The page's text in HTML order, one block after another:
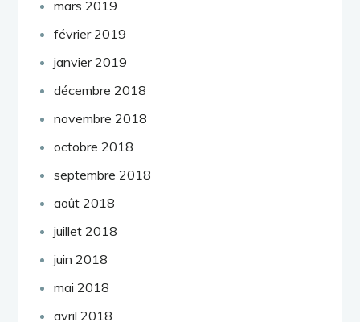
mars 2019
février 2019
janvier 2019
décembre 2018
novembre 2018
octobre 2018
septembre 2018
août 2018
juillet 2018
juin 2018
mai 2018
avril 2018